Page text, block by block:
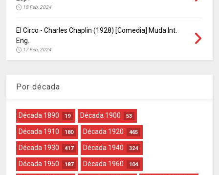
18 Feb, 2024
El Circo - Charles Chaplin (1928) [Comedia] Muda Int.
Eng.
17 Feb, 2024
Por década
Década 1890 19 Década 1900 53
Década 1910 180 Década 1920 465
Década 1930 417 Década 1940 324
Década 1950 187 Década 1960 104